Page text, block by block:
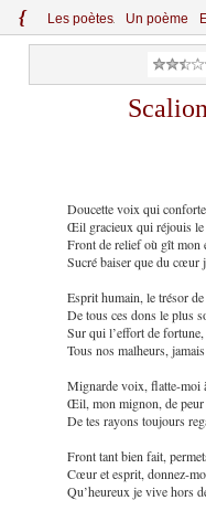
{ Les poètes Un poème
Doucette voix qui
Œil gracieux qui réjouis le
Front de relief où gît mon
Sucré baiser que du cœur
Esprit humain, le trésor de
De tous ces dons le plus
Sur qui l’effort de
Tous nos malheurs,
Mignarde voix, flatte-moi
Œil, mon mignon, de peur
De tes rayons toujours
Front tant bien fait,
Cœur et esprit, donnez-
Qu’heureux je vive hors